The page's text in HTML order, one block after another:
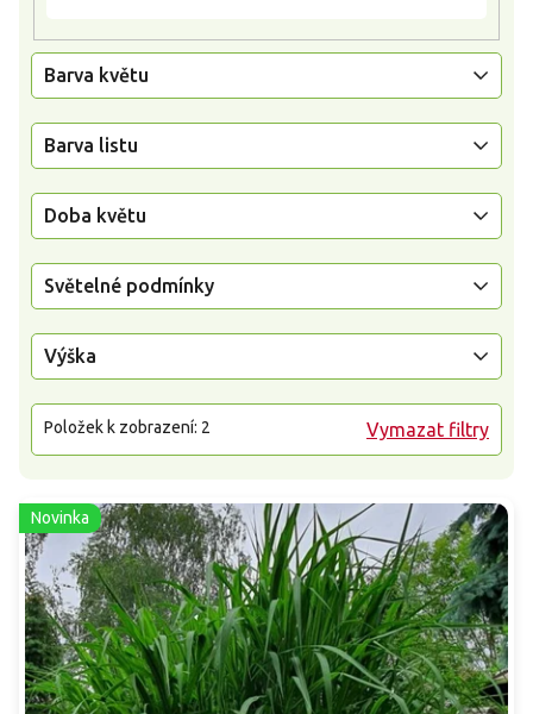
Barva květu
Barva listu
Doba květu
Světelné podmínky
Výška
Vymazat filtry
Položek k zobrazení: 2
Novinka